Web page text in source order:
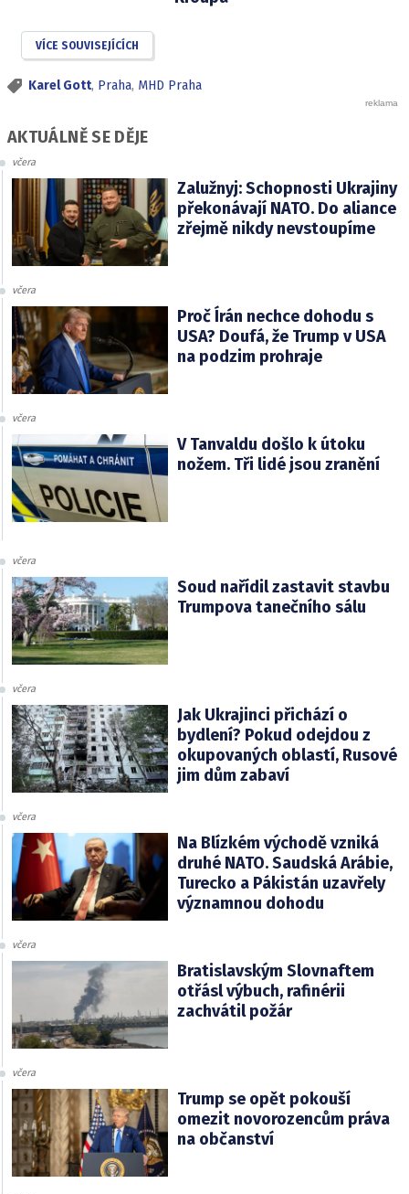
VÍCE SOUVISEJÍCÍCH
Karel Gott, Praha, MHD Praha
AKTUÁLNĚ SE DĚJE
včera
Zalužnyj: Schopnosti Ukrajiny
překonávají NATO. Do aliance
zřejmě nikdy nevstoupíme
včera
Proč Írán nechce dohodu s
USA? Doufá, že Trump v USA
na podzim prohraje
včera
V Tanvaldu došlo k útoku
nožem. Tři lidé jsou zranění
včera
Soud nařídil zastavit stavbu
Trumpova tanečního sálu
včera
Jak Ukrajinci přichází o
bydlení? Pokud odejdou z
okupovaných oblastí, Rusové
jim dům zabaví
včera
Na Blízkém východě vzniká
druhé NATO. Saudská Arábie,
Turecko a Pákistán uzavřely
významnou dohodu
včera
Bratislavským Slovnaftem
otřásl výbuch, rafinérii
zachvátil požár
včera
Trump se opět pokouší
omezit novorozencům práva
na občanství